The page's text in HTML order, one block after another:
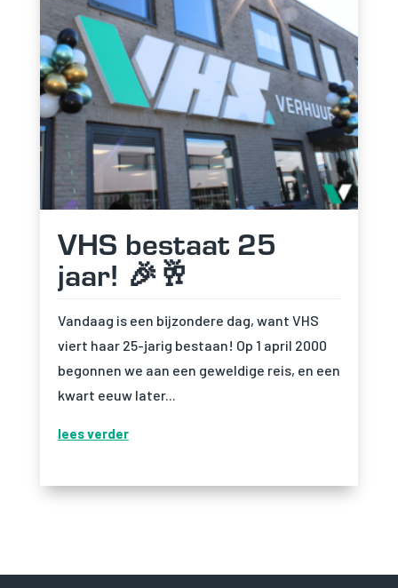
VHS bestaat 25
jaar! 🎉🥂
Vandaag is een bijzondere dag, want VHS
viert haar 25-jarig bestaan! Op 1 april 2000
begonnen we aan een geweldige reis, en een
kwart eeuw later...
lees verder